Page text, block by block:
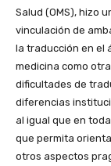
Salud (OMS), hizo
vinculación de
la traducción en el
medicina como
dificultades de
diferencias
al igual que en
que permita
otros aspectos